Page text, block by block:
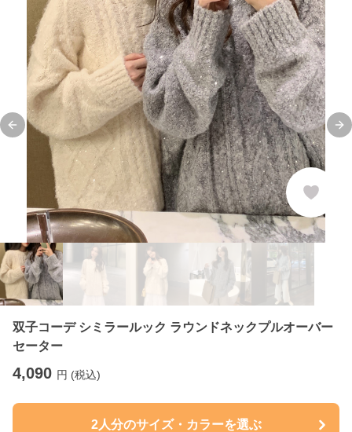
Previous slide
双子コーデ シミラールック ラウンドネックプルオーバー
セーター
4,090 円 (税込)
2人分のサイズ・カラーを選ぶ